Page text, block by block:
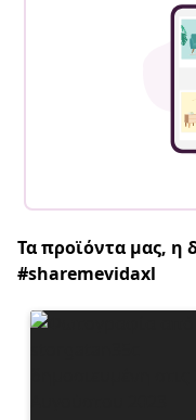
Τα προϊόντα μας, η
#sharemevidaxl